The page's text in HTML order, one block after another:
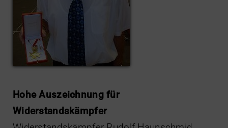
Hohe Auszeichnung für
Widerstandskämpfer